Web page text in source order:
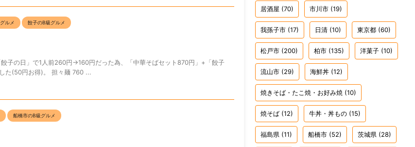
ルメ 餃子のB級グルメ
子の日」で1人前260円→160円だった為、「中華そばセット870円」+「餃子
た(50円お得)。 担々麺 760 ...
船橋市のB級グルメ
居酒屋 (70) 市川市 (19)
我孫子市 (17) 日清 (10) 東京都 (60)
松戸市 (200) 柏市 (135) 洋菓子 (10)
流山市 (29) 海鮮丼 (12)
焼きそば・たこ焼・お好み焼 (10)
焼そば (12) 牛丼・丼もの (15)
福島県 (11) 船橋市 (52) 茨城県 (28)